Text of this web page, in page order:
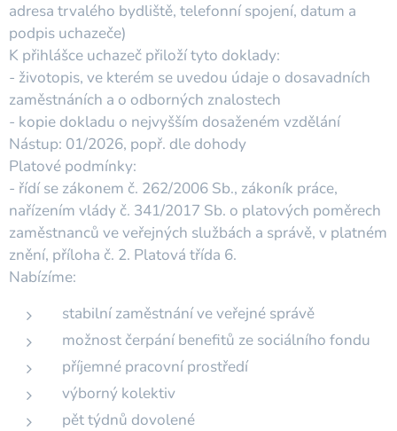
adresa trvalého bydliště, telefonní spojení, datum a
podpis uchazeče)
K přihlášce uchazeč přiloží tyto doklady:
- životopis, ve kterém se uvedou údaje o dosavadních
zaměstnáních a o odborných znalostech
- kopie dokladu o nejvyšším dosaženém vzdělání
Nástup: 01/2026, popř. dle dohody
Platové podmínky:
- řídí se zákonem č. 262/2006 Sb., zákoník práce,
nařízením vlády č. 341/2017 Sb. o platových poměrech
zaměstnanců ve veřejných službách a správě, v platném
znění, příloha č. 2. Platová třída 6.
Nabízíme:
stabilní zaměstnání ve veřejné správě
možnost čerpání benefitů ze sociálního fondu
příjemné pracovní prostředí
výborný kolektiv
pět týdnů dovolené